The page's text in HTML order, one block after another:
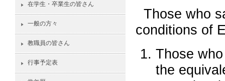
Those who
conditions of
Those
the
在学生・卒業生の皆さん
一般の方々
教職員の皆さん
行事予定表